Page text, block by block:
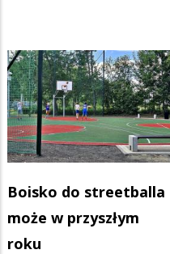
Boisko do streetballa
może w przyszłym
roku